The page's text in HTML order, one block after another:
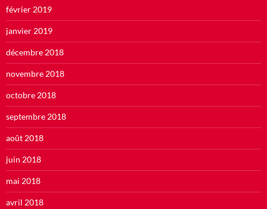
février 2019
janvier 2019
décembre 2018
novembre 2018
octobre 2018
septembre 2018
août 2018
juin 2018
mai 2018
avril 2018